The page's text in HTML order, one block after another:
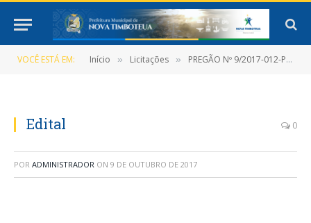
VOCÊ ESTÁ EM: Início » Licitações » PREGÃO Nº 9/2017-012-PMNT-PP-SRP
Edital 0
POR ADMINISTRADOR ON 9 DE OUTUBRO DE 2017